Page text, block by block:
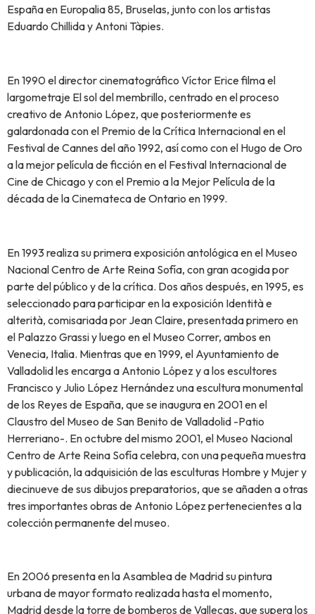
España en Europalia 85, Bruselas, junto con los artistas
Eduardo Chillida y Antoni Tàpies.
En 1990 el director cinematográfico Víctor Erice filma el
largometraje El sol del membrillo, centrado en el proceso
creativo de Antonio López, que posteriormente es
galardonada con el Premio de la Crítica Internacional en el
Festival de Cannes del año 1992, así como con el Hugo de Oro
a la mejor película de ficción en el Festival Internacional de
Cine de Chicago y con el Premio a la Mejor Película de la
década de la Cinemateca de Ontario en 1999.
En 1993 realiza su primera exposición antológica en el Museo
Nacional Centro de Arte Reina Sofía, con gran acogida por
parte del público y de la crítica. Dos años después, en 1995, es
seleccionado para participar en la exposición Identità e
alterità, comisariada por Jean Claire, presentada primero en
el Palazzo Grassi y luego en el Museo Correr, ambos en
Venecia, Italia. Mientras que en 1999, el Ayuntamiento de
Valladolid les encarga a Antonio López y a los escultores
Francisco y Julio López Hernández una escultura monumental
de los Reyes de España, que se inaugura en 2001 en el
Claustro del Museo de San Benito de Valladolid -Patio
Herreriano-. En octubre del mismo 2001, el Museo Nacional
Centro de Arte Reina Sofía celebra, con una pequeña muestra
y publicación, la adquisición de las esculturas Hombre y Mujer y
diecinueve de sus dibujos preparatorios, que se añaden a otras
tres importantes obras de Antonio López pertenecientes a la
colección permanente del museo.
En 2006 presenta en la Asamblea de Madrid su pintura
urbana de mayor formato realizada hasta el momento,
Madrid desde la torre de bomberos de Vallecas, que supera los